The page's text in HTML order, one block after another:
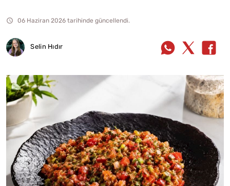
06 Haziran 2026 tarihinde güncellendi.
Selin Hıdır